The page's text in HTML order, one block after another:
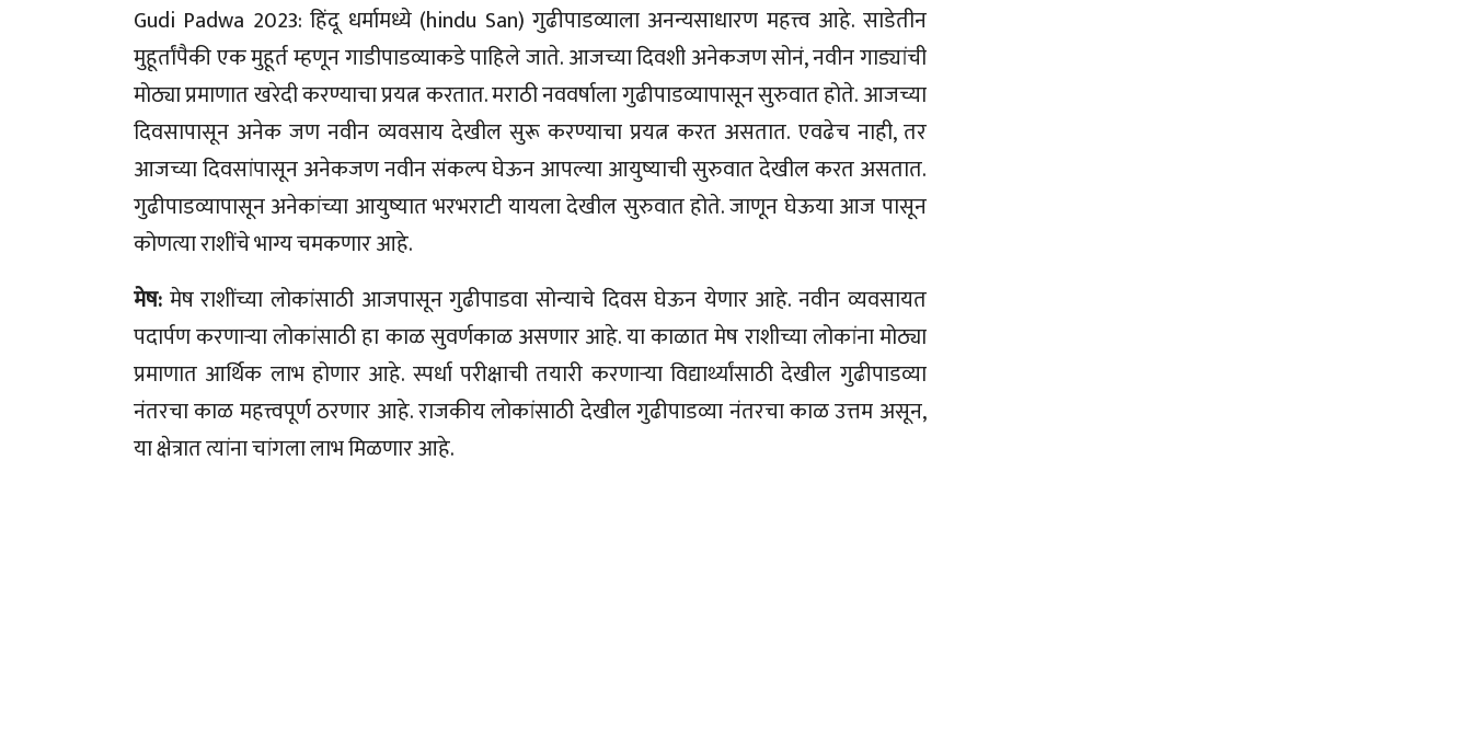
Gudi Padwa 2023: हिंदू धर्मामध्ये (hindu San) गुढीपाडव्याला अनन्यसाधारण महत्त्व आहे. साडेतीन
मुहूर्तांपैकी एक मुहूर्त म्हणून गाडीपाडव्याकडे पाहिले जाते. आजच्या दिवशी अनेकजण सोनं, नवीन गाड्यांची
मोठ्या प्रमाणात खरेदी करण्याचा प्रयत्न करतात. मराठी नववर्षाला गुढीपाडव्यापासून सुरुवात होते. आजच्या
दिवसापासून अनेक जण नवीन व्यवसाय देखील सुरू करण्याचा प्रयत्न करत असतात. एवढेच नाही, तर
आजच्या दिवसांपासून अनेकजण नवीन संकल्प घेऊन आपल्या आयुष्याची सुरुवात देखील करत असतात.
गुढीपाडव्यापासून अनेकांच्या आयुष्यात भरभराटी यायला देखील सुरुवात होते. जाणून घेऊया आज पासून
कोणत्या राशींचे भाग्य चमकणार आहे.
मेष: मेष राशींच्या लोकांसाठी आजपासून गुढीपाडवा सोन्याचे दिवस घेऊन येणार आहे. नवीन व्यवसायत
पदार्पण करणाऱ्या लोकांसाठी हा काळ सुवर्णकाळ असणार आहे. या काळात मेष राशीच्या लोकांना मोठ्या
प्रमाणात आर्थिक लाभ होणार आहे. स्पर्धा परीक्षाची तयारी करणाऱ्या विद्यार्थ्यांसाठी देखील गुढीपाडव्या
नंतरचा काळ महत्त्वपूर्ण ठरणार आहे. राजकीय लोकांसाठी देखील गुढीपाडव्या नंतरचा काळ उत्तम असून,
या क्षेत्रात त्यांना चांगला लाभ मिळणार आहे.